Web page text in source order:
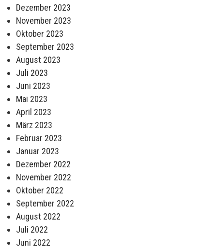
Dezember 2023
November 2023
Oktober 2023
September 2023
August 2023
Juli 2023
Juni 2023
Mai 2023
April 2023
März 2023
Februar 2023
Januar 2023
Dezember 2022
November 2022
Oktober 2022
September 2022
August 2022
Juli 2022
Juni 2022